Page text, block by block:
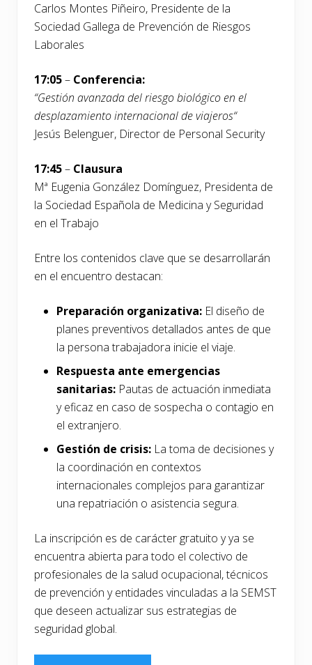
Carlos Montes Piñeiro, Presidente de la
Sociedad Gallega de Prevención de Riesgos
Laborales
17:05– Conferencia:
“Gestión avanzada del riesgo biológico en el
desplazamiento internacional de viajeros“
Jesús Belenguer, Director de Personal Security
17:45– Clausura
Mª Eugenia González Domínguez, Presidenta de
la Sociedad Española de Medicina y Seguridad
en el Trabajo
Entre los contenidos clave que se desarrollarán
en el encuentro destacan:
Preparación organizativa: El diseño de
planes preventivos detallados antes de que
la persona trabajadora inicie el viaje.
Respuesta ante emergencias
sanitarias: Pautas de actuación inmediata
y eficaz en caso de sospecha o contagio en
el extranjero.
Gestión de crisis: La toma de decisiones y
la coordinación en contextos
internacionales complejos para garantizar
una repatriación o asistencia segura.
La inscripción es de carácter gratuito y ya se
encuentra abierta para todo el colectivo de
profesionales de la salud ocupacional, técnicos
de prevención y entidades vinculadas a la SEMST
que deseen actualizar sus estrategias de
seguridad global.